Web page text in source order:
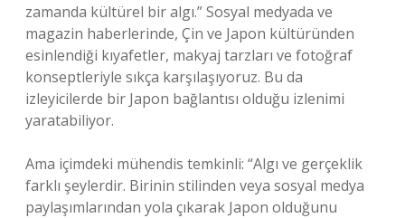
zamanda kültürel bir algı.” Sosyal medyada ve
magazin haberlerinde, Çin ve Japon kültüründen
esinlendiği kıyafetler, makyaj tarzları ve fotoğraf
konseptleriyle sıkça karşılaşıyoruz. Bu da
izleyicilerde bir Japon bağlantısı olduğu izlenimi
yaratabiliyor.
Ama içimdeki mühendis temkinli: “Algı ve gerçeklik
farklı şeylerdir. Birinin stilinden veya sosyal medya
paylaşımlarından yola çıkarak Japon olduğunu